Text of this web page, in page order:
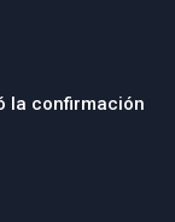
la confirmación